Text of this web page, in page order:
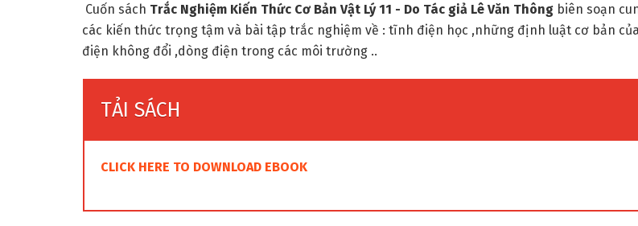
Cuốn sách Trắc Nghiệm Kiến Thức Cơ Bản Vật Lý 11 - Do Tác giả Lê Văn Thông biên soạn
các kiến thức trọng tậm và bài tập trắc nghiệm về : tĩnh điện học ,những định luật cơ bản
điện không đổi ,dòng điện trong các môi trường ..
TẢI SÁCH
CLICK HERE TO DOWNLOAD EBOOK